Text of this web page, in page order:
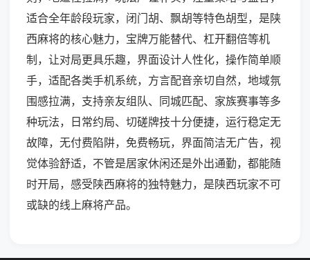
适合全年龄段玩家，闭门胡、飘胡等特色胡型，是陕
西麻将的核心魅力，宝牌万能替代、杠开翻倍等机
制，让对局更具乐趣，界面设计人性化，操作简单顺
手，适配各类手机系统，方言配音亲切自然，地域氛
围感拉满，支持亲友组队、同城匹配、家族赛事等多
种玩法，日常约局、切磋牌技十分便捷，运行稳定无
故障，无付费陷阱，免费畅玩，界面简洁无广告，视
觉体验舒适，不管是居家休闲还是外出通勤，都能随
时开局，感受陕西麻将的独特魅力，是陕西玩家不可
或缺的线上麻将产品。